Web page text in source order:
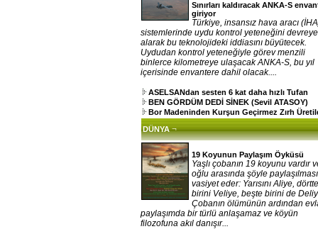
Sınırları kaldıracak ANKA-S
giriyor
Türkiye, insansız hava aracı
sistemlerinde uydu kontrol yeteneğini devreye
alarak bu teknolojideki iddiasını büyütecek.
Uydudan kontrol yeteneğiyle görev menzili
binlerce kilometreye ulaşacak ANKA-S, bu yıl
içerisinde envantere dahil olacak....
ASELSANdan sesten 6 kat daha hızlı Tufan
BEN GÖRDÜM DEDİ SİNEK (Sevil ATASOY)
Bor Madeninden Kurşun Geçirmez Zırh
DÜNYA ¬
19 Koyunun Paylaşım Öyküsü
Yaşlı çobanın 19 koyunu vardır
oğlu arasında şöyle
vasiyet eder: Yarısını Aliye,
birini Veliye, beşte birini de
Çobanın ölümünün ardından
paylaşımda bir türlü anlaşamaz ve köyün
filozofuna akıl danışır...